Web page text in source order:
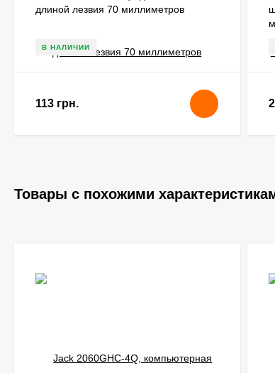
длиной лезвия 70 миллиметров
В НАЛИЧИИ
113 грн.
Товары с похожими